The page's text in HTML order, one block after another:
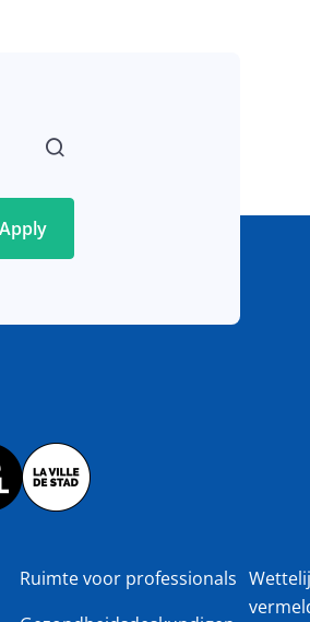
Ruimte voor professionals